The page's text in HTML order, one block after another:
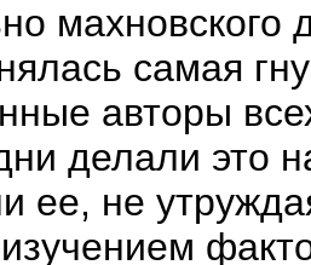
самая
авторы
делали это
ее, не